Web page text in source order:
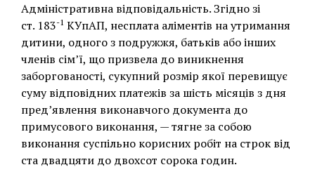
Адміністративна відповідальність. Згідно зі
ст. 183-1 КУпАП, несплата аліментів на утримання
дитини, одного з подружжя, батьків або інших
членів сім’ї, що призвела до виникнення
заборгованості, сукупний розмір якої перевищує
суму відповідних платежів за шість місяців з дня
пред’явлення виконавчого документа до
примусового виконання, — тягне за собою
виконання суспільно корисних робіт на строк від
ста двадцяти до двохсот сорока годин.